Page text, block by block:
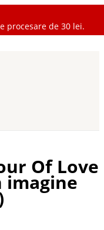
procesare de 30 lei.
Of Love
imagine